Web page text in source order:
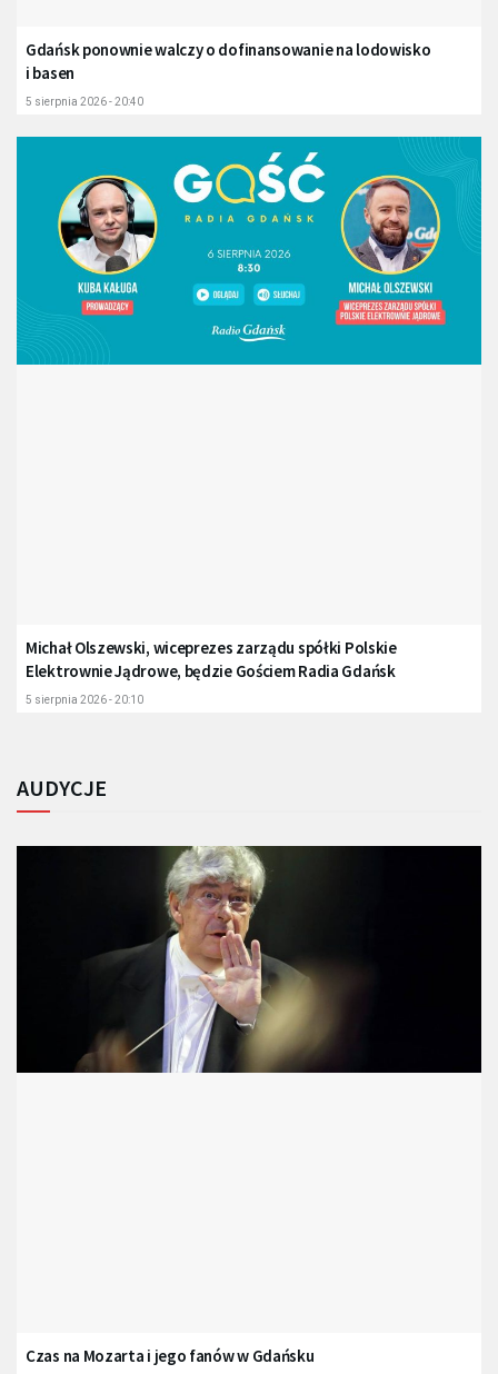
Gdańsk ponownie walczy o dofinansowanie na lodowisko
i basen
5 sierpnia 2026 - 20:40
Michał Olszewski, wiceprezes zarządu spółki Polskie
Elektrownie Jądrowe, będzie Gościem Radia Gdańsk
5 sierpnia 2026 - 20:10
AUDYCJE
Czas na Mozarta i jego fanów w Gdańsku